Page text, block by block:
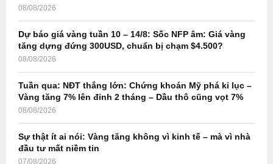
08/08/2026
Dự báo giá vàng tuần 10 – 14/8: Sốc NFP âm: Giá vàng
tăng dựng đứng 300USD, chuẩn bị chạm $4.500?
08/08/2026
Tuần qua: NĐT thắng lớn: Chứng khoán Mỹ phá kỉ lục –
Vàng tăng 7% lên đỉnh 2 tháng – Dầu thô cũng vọt 7%
08/08/2026
Sự thật ít ai nói: Vàng tăng không vì kinh tế – mà vì nhà
đầu tư mất niềm tin
07/08/2026